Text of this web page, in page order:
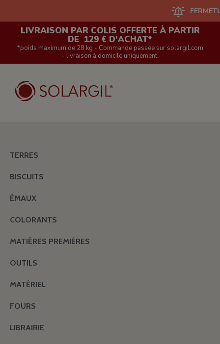
FERMETURE
LIVRAISON PAR COLIS OFFERTE À PARTIR
DE 129 € D'ACHAT*
*poids maximum de 28 kg - Commande passée sur solargil.com
- livraison à domicile uniquement.
TERRES
BISCUITS
ÉMAUX
COLORANTS
MATIÈRES PREMIÈRES
OUTILS
MATÉRIEL
FOURS
LIBRAIRIE